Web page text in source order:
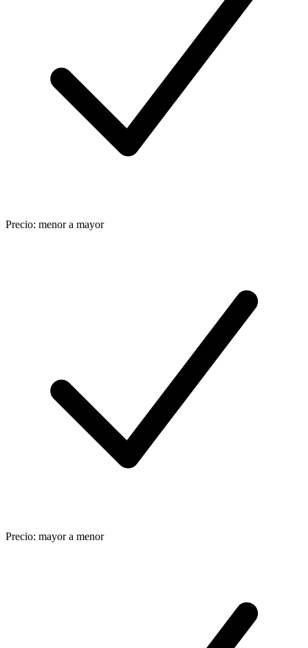
Precio: menor a mayor
Precio: mayor a menor